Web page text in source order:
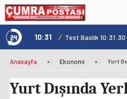
Genç Kültür Kart ile Konya'da Üniversite Yaşamı Daha Avantajlı 10:31 / Test Baslik 10:31:30
Anasayfa » Ekonomi » Yurt
Yurt Dışında